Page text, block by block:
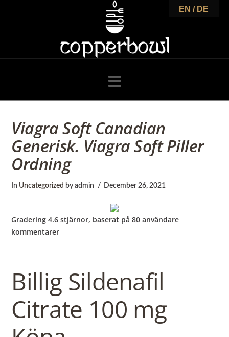
o
p
p
e
r
b
o
w
Navigation
Viagra Soft Canadian
Generisk. Viagra Soft Piller
Ordning
In Uncategorized by admin December 26, 2021
Gradering4.6 stjärnor, baserat på80 användare
kommentarer
Billig Sildenafil
Citrate 100 mg
EN / DE